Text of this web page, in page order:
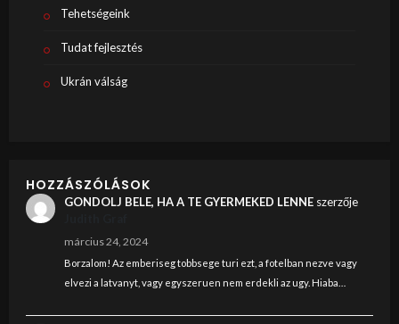
Tehetségeink
Tudat fejlesztés
Ukrán válság
HOZZÁSZÓLÁSOK
GONDOLJ BELE, HA A TE GYERMEKED LENNEszerzője
március 24, 2024
Borzalom! Az emberiseg tobbsege turi ezt, a fotelban nezve vagy
elvezi a latvanyt, vagy egyszeruen nem erdekli az ugy. Hiaba…